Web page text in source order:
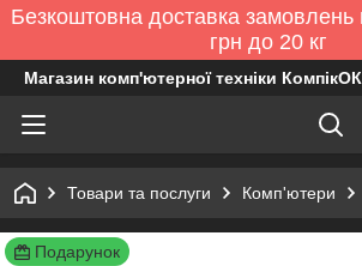
Безкоштовна доставка замовлень
грн до 20 кг
Магазин комп'ютерної техніки КомпікОК
Товари та послуги Комп'ютери
Подарунок